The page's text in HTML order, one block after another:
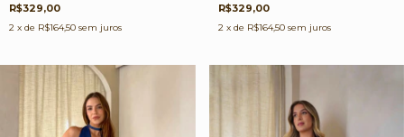
R$329,00
2 x de R$164,50 sem juros
R$329,00
2 x de R$164,50 sem juros